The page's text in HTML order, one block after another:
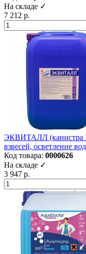
На складе ✓
7 212 р.
ЭКВИТАЛЛ (канистра
взвесей, осветление
Код товара: 0000626
На складе ✓
3 947 р.